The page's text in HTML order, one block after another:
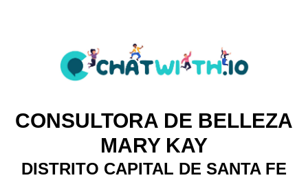
CONSULTORA DE BELLEZA
MARY KAY
DISTRITO CAPITAL DE SANTA FE